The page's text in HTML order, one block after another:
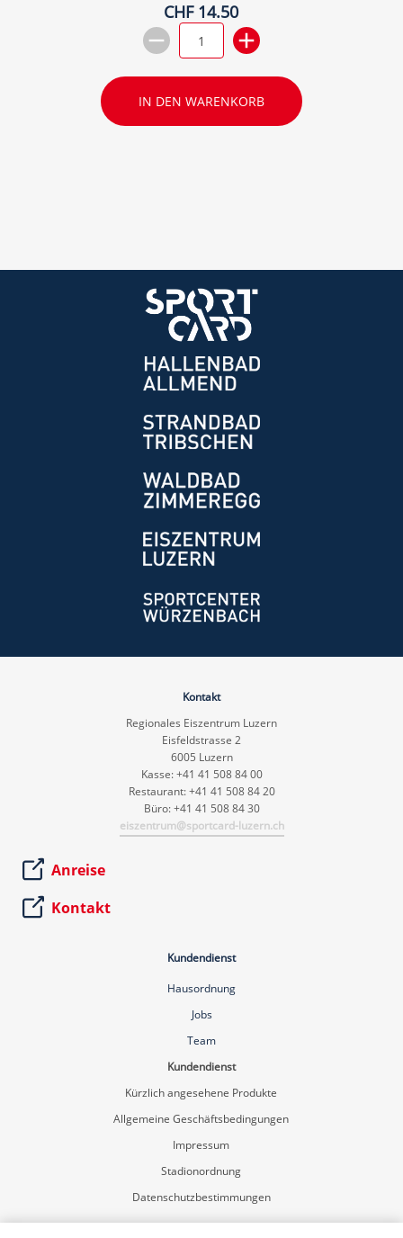
CHF 14.50
IN DEN WARENKORB
Kontakt
Regionales Eiszentrum Luzern
Eisfeldstrasse 2
6005 Luzern
Kasse: +41 41 508 84 00
Restaurant: +41 41 508 84 20
Büro: +41 41 508 84 30
eiszentrum@sportcard-luzern.ch
Anreise
Kontakt
Kundendienst
Hausordnung
Jobs
Team
Kundendienst
Kürzlich angesehene Produkte
Allgemeine Geschäftsbedingungen
Impressum
Stadionordnung
Datenschutzbestimmungen
Mein Konto